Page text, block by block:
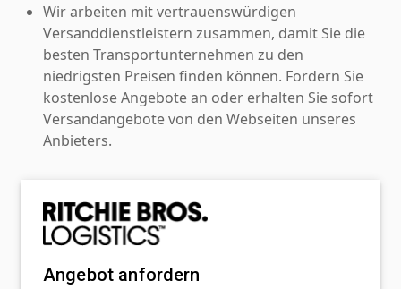
Wir arbeiten mit vertrauenswürdigen
Versanddienstleistern zusammen, damit Sie die
besten Transportunternehmen zu den
niedrigsten Preisen finden können. Fordern Sie
kostenlose Angebote an oder erhalten Sie sofort
Versandangebote von den Webseiten unseres
Anbieters.
Angebot anfordern